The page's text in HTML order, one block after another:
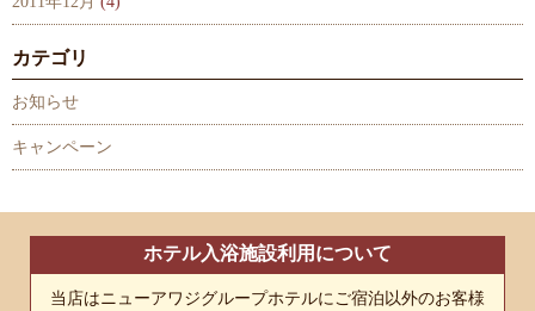
カテゴリ
お知らせ
キャンペーン
ホテル入浴施設利用について
当店はニューアワジグループホテルにご宿泊以外のお客様